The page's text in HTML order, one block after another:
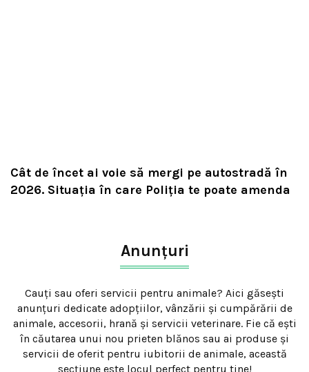
Cât de încet ai voie să mergi pe autostradă în
2026. Situația în care Poliția te poate amenda
Anunțuri
Cauți sau oferi servicii pentru animale? Aici găsești
anunțuri dedicate adopțiilor, vânzării și cumpărării de
animale, accesorii, hrană și servicii veterinare. Fie că ești
în căutarea unui nou prieten blănos sau ai produse și
servicii de oferit pentru iubitorii de animale, această
secțiune este locul perfect pentru tine!